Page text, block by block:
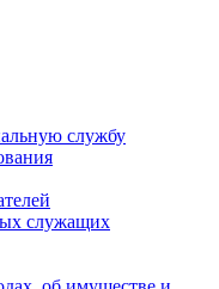
службу
служащих